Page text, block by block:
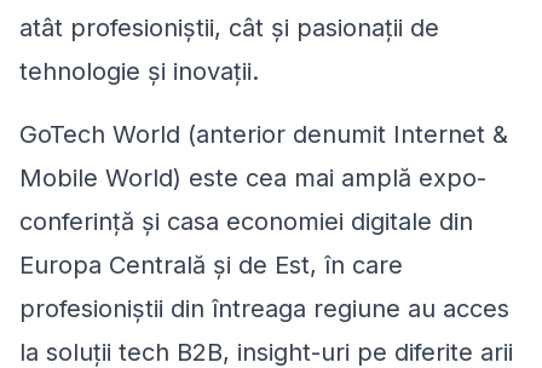
atât profesioniștii, cât și pasionații de
tehnologie și inovații.
GoTech World (anterior denumit Internet &
Mobile World) este cea mai amplă expo-
conferință și casa economiei digitale din
Europa Centrală și de Est, în care
profesioniștii din întreaga regiune au acces
la soluții tech B2B, insight-uri pe diferite arii